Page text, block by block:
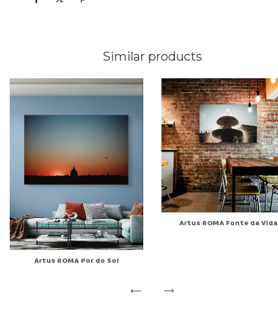
Similar products
Artus ROMA Por do Sol
Artus ROMA Fonte da Vida